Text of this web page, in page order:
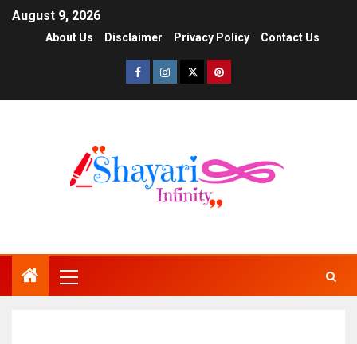
August 9, 2026
About Us Disclaimer Privacy Policy Contact Us